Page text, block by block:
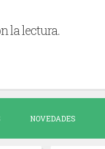
la lectura.
NOVEDADES